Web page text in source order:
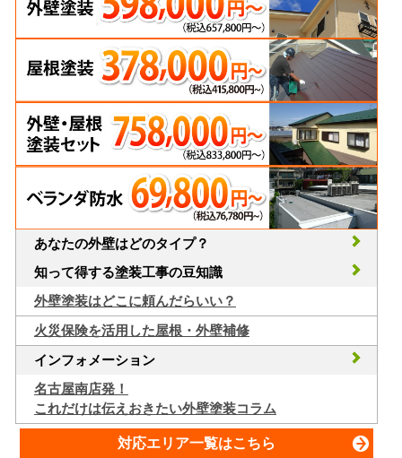
あなたの外壁はどのタイプ？
知って得する塗装工事の豆知識
外壁塗装はどこに頼んだらいい？
火災保険を活用した屋根・外壁補修
インフォメーション
名古屋南店発！
これだけは伝えおきたい外壁塗装コラム
対応エリア一覧はこちら